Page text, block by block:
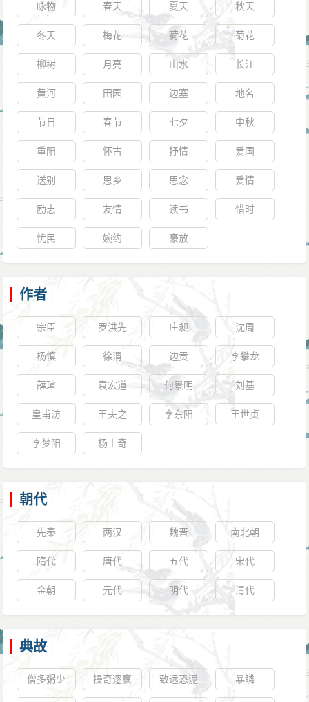
咏物 春天 夏天 秋天
冬天 梅花 荷花 菊花
柳树 月亮 山水 长江
黄河 田园 边塞 地名
节日 春节 七夕 中秋
重阳 怀古 抒情 爱国
送别 思乡 思念 爱情
励志 友情 读书 惜时
忧民 婉约 豪放
作者
宗臣 罗洪先 庄昶 沈周
杨慎 徐渭 边贡 李攀龙
薛瑄 袁宏道 何景明 刘基
皇甫汸 王夫之 李东阳 王世贞
李梦阳 杨士奇
朝代
先秦 两汉 魏晋 南北朝
隋代 唐代 五代 宋代
金朝 元代 明代 清代
典故
僧多粥少 操奇逐赢 致远恐泥 暴鳞